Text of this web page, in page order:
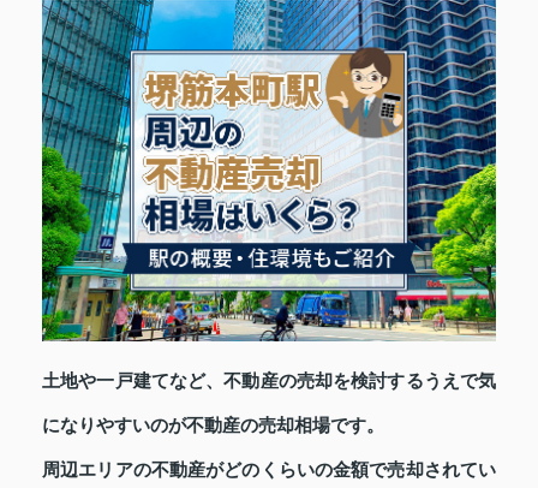
土地や一戸建てなど、不動産の売却を検討するうえで気
になりやすいのが不動産の売却相場です。
周辺エリアの不動産がどのくらいの金額で売却されてい